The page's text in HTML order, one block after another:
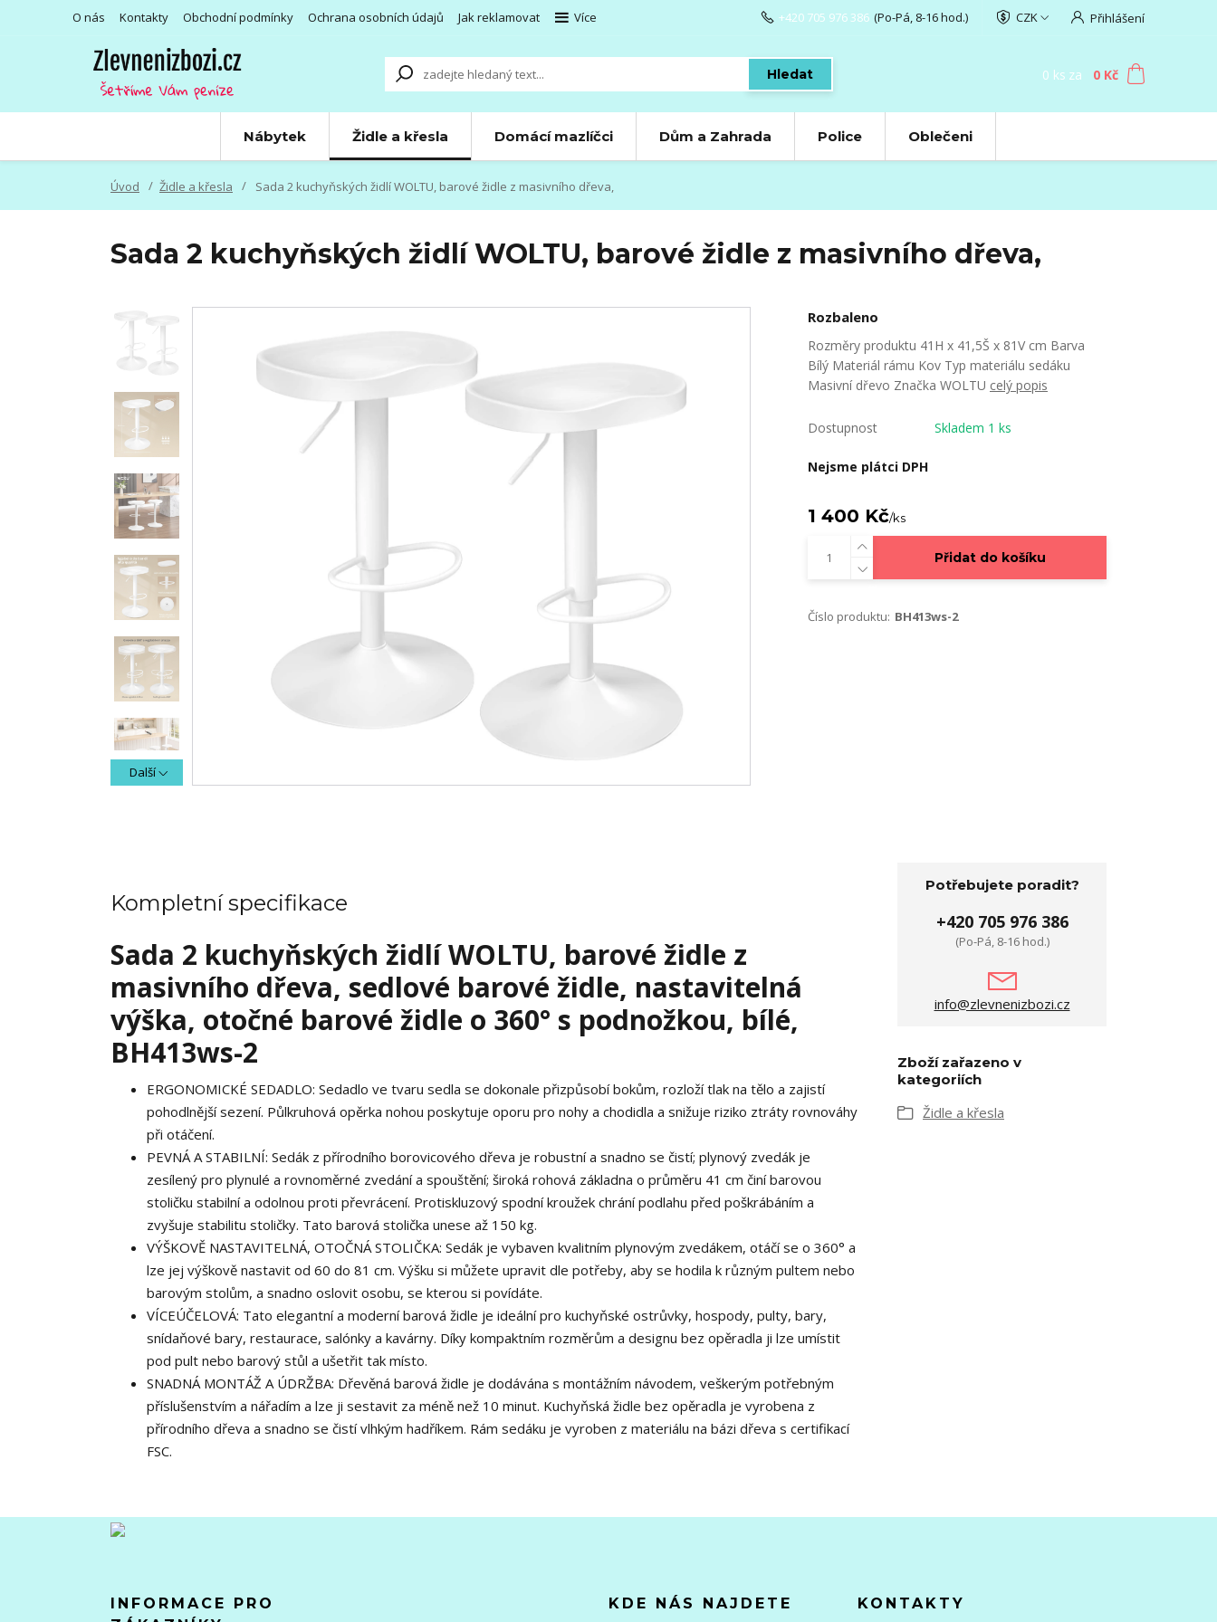
O nás Kontakty Obchodní podmínky Ochrana osobních údajů Jak reklamovat Více CZK Přihlášení
Hledat
+420 705 976 386 (Po-Pá, 8-16 hod.)
0 ks za 0 Kč
Nábytek Židle a křesla Domácí mazlíčci Dům a Zahrada Police Oblečeni
Úvod Židle a křesla Sada 2 kuchyňských židlí WOLTU, barové židle z masivního dřeva,
Sada 2 kuchyňských židlí WOLTU, barové židle z masivního dřeva,
Další
Rozbaleno
Rozměry produktu 41H x 41,5Š x 81V cm Barva
Bílý Materiál rámu Kov Typ materiálu sedáku
Masivní dřevo Značka WOLTU celý popis
Dostupnost Skladem 1 ks
Nejsme plátci DPH
1 400 Kč/ks
Přidat do košíku
Číslo produktu: BH413ws-2
Kompletní specifikace
Sada 2 kuchyňských židlí WOLTU, barové židle z
masivního dřeva, sedlové barové židle, nastavitelná
výška, otočné barové židle o 360° s podnožkou, bílé,
BH413ws-2
ERGONOMICKÉ SEDADLO: Sedadlo ve tvaru sedla se dokonale přizpůsobí bokům, rozloží tlak na tělo a zajistí
pohodlnější sezení. Půlkruhová opěrka nohou poskytuje oporu pro nohy a chodidla a snižuje riziko ztráty rovnováhy
při otáčení.
PEVNÁ A STABILNÍ: Sedák z přírodního borovicového dřeva je robustní a snadno se čistí; plynový zvedák je
zesílený pro plynulé a rovnoměrné zvedání a spouštění; široká rohová základna o průměru 41 cm činí barovou
stoličku stabilní a odolnou proti převrácení. Protiskluzový spodní kroužek chrání podlahu před poškrábáním a
zvyšuje stabilitu stoličky. Tato barová stolička unese až 150 kg.
VÝŠKOVĚ NASTAVITELNÁ, OTOČNÁ STOLIČKA: Sedák je vybaven kvalitním plynovým zvedákem, otáčí se o 360° a
lze jej výškově nastavit od 60 do 81 cm. Výšku si můžete upravit dle potřeby, aby se hodila k různým pultem nebo
barovým stolům, a snadno oslovit osobu, se kterou si povídáte.
VÍCEÚČELOVÁ: Tato elegantní a moderní barová židle je ideální pro kuchyňské ostrůvky, hospody, pulty, bary,
snídaňové bary, restaurace, salónky a kavárny. Díky kompaktním rozměrům a designu bez opěradla ji lze umístit
pod pult nebo barový stůl a ušetřit tak místo.
SNADNÁ MONTÁŽ A ÚDRŽBA: Dřevěná barová židle je dodávána s montážním návodem, veškerým potřebným
příslušenstvím a nářadím a lze ji sestavit za méně než 10 minut. Kuchyňská židle bez opěradla je vyrobena z
přírodního dřeva a snadno se čistí vlhkým hadříkem. Rám sedáku je vyroben z materiálu na bázi dřeva s certifikací
FSC.
Potřebujete poradit?
+420 705 976 386
(Po-Pá, 8-16 hod.)
info@zlevnenizbozi.cz
Zboží zařazeno v
kategoriích
Židle a křesla
INFORMACE PRO
KDE NÁS NAJDETE KONTAKTY